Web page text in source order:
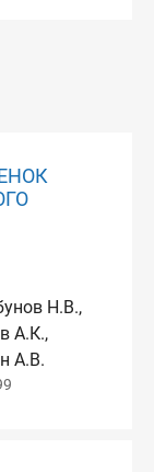
Н.В.,
А.К.,
А.В.